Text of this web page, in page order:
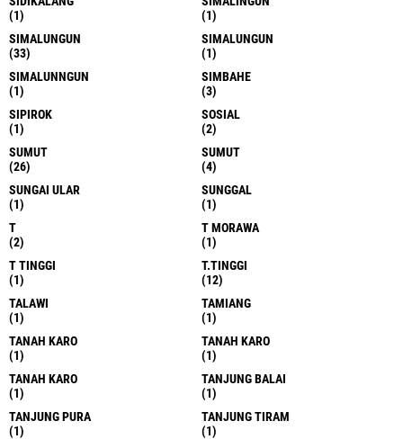
(1)
(1)
SIMALUNGUN
(33)
SIMALUNGUN
(1)
SIMALUNNGUN
(1)
SIMBAHE
(3)
SIPIROK
(1)
SOSIAL
(2)
SUMUT
(26)
SUMUT
(4)
SUNGAI ULAR
(1)
SUNGGAL
(1)
T
(2)
T MORAWA
(1)
T TINGGI
(1)
T.TINGGI
(12)
TALAWI
(1)
TAMIANG
(1)
TANAH KARO
(1)
TANAH KARO
(1)
TANAH KARO
(1)
TANJUNG BALAI
(1)
TANJUNG PURA
(1)
TANJUNG TIRAM
(1)